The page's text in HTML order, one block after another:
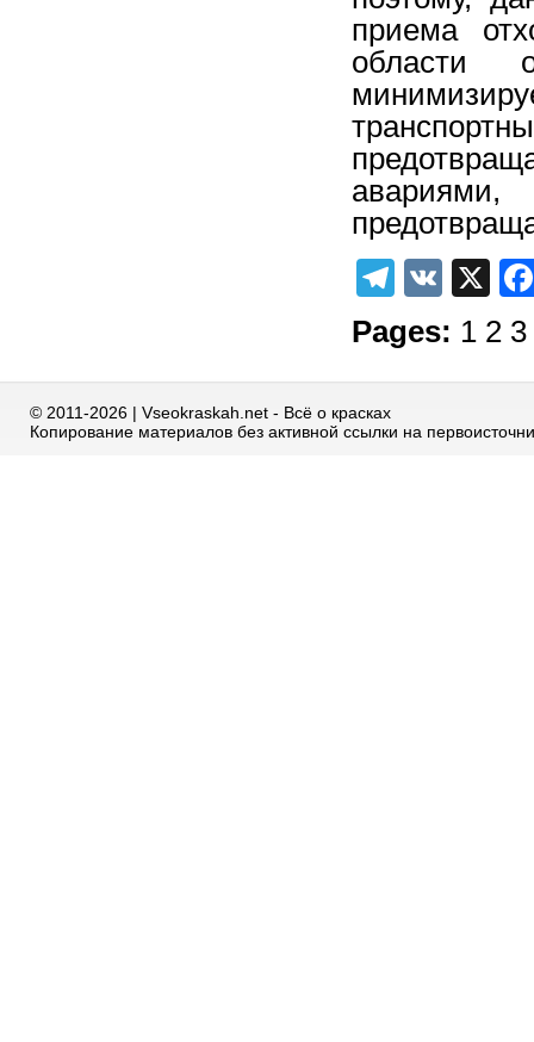
приема
VK X
Pages: 1 2 3
© 2011-2026 | Vseokraskah.net - Всё о красках
Копирование материалов без активной ссылки на